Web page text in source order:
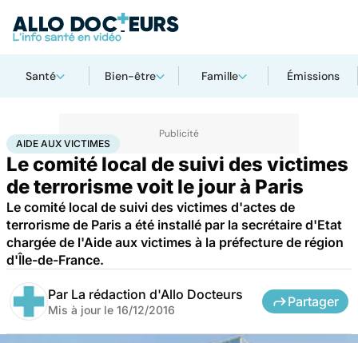
Santé Bien-être Famille Émissions
AccueilSantéAide aux victimes
AIDE AUX VICTIMES
Le comité local de suivi des victimes
de terrorisme voit le jour à Paris
Le comité local de suivi des victimes d'actes de
terrorisme de Paris a été installé par la secrétaire d'Etat
chargée de l'Aide aux victimes à la préfecture de région
d'Île-de-France.
Par La rédaction d'Allo Docteurs
Mis à jour le 16/12/2016
Partager